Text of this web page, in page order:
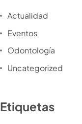
Actualidad
Eventos
Odontología
Uncategorized
Etiquetas